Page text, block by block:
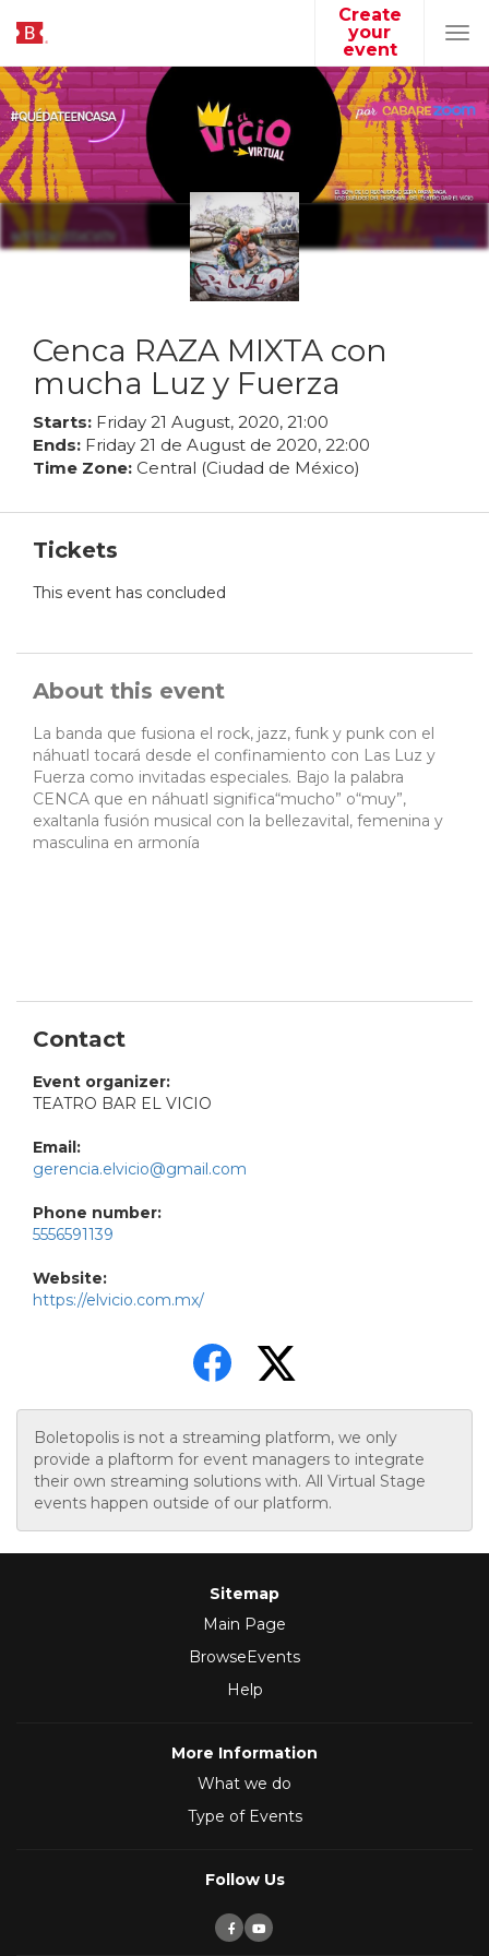
Create
your
event
Cenca RAZA MIXTA con
mucha Luz y Fuerza
Starts: Friday 21 August, 2020, 21:00
Ends: Friday 21 de August de 2020, 22:00
Time Zone: Central (Ciudad de México)
Tickets
This event has concluded
About this event
La banda que fusiona el rock, jazz, funk y punk con el
náhuatl tocará desde el confinamiento con Las Luz y
Fuerza como invitadas especiales. Bajo la palabra
CENCA que en náhuatl significa“mucho” o“muy”,
exaltanla fusión musical con la bellezavital, femenina y
masculina en armonía
Contact
Event organizer:
TEATRO BAR EL VICIO
Email:
gerencia.elvicio@gmail.com
Phone number:
5556591139
Website:
https://elvicio.com.mx/
Boletopolis is not a streaming platform, we only
provide a plaftorm for event managers to integrate
their own streaming solutions with. All Virtual Stage
events happen outside of our platform.
Sitemap
Main Page
BrowseEvents
Help
More Information
What we do
Type of Events
Follow Us